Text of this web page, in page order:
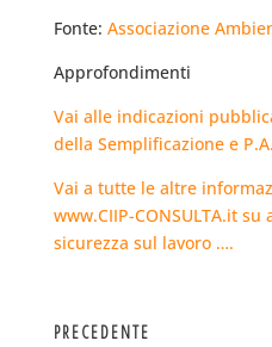
Fonte: Associazione
Approfondimenti
Vai alle indicazioni
della Semplificazione e
Vai a tutte le altre
www.CIIP-CONSULTA.it
sicurezza sul lavoro ….
PRECEDENTE